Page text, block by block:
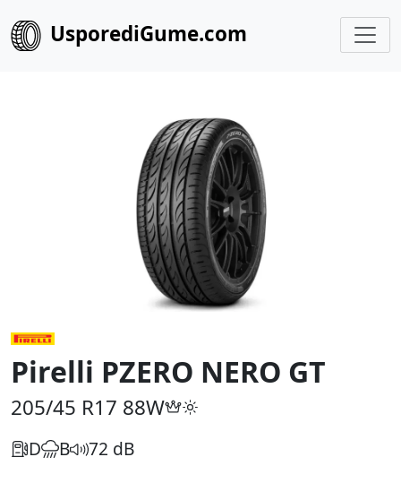
UsporediGume.com
Pirelli PZERO NERO GT
205/45 R17 88W
D B 72 dB